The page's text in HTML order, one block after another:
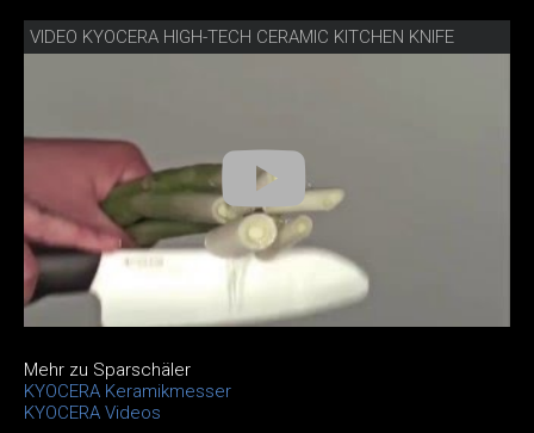
VIDEO KYOCERA HIGH-TECH CERAMIC KITCHEN KNIFE
Mehr zu Sparschäler
KYOCERA Keramikmesser
KYOCERA Videos